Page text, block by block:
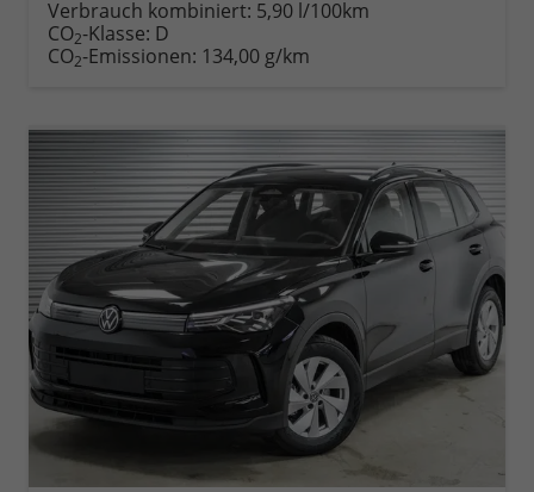
anfordern
Datei,
Verbrauch kombiniert: 5,90 l/100km
CO2-Klasse: D
CO2-Emissionen: 134,00 g/km